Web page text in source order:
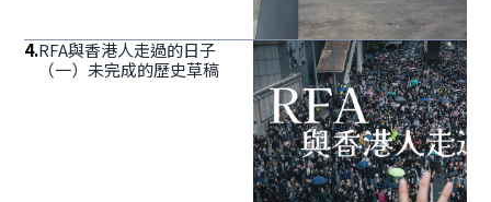
4.RFA與香港人走過的日子
（一）未完成的歷史草稿